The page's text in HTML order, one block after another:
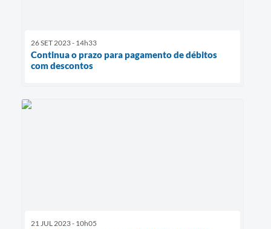
26 SET 2023 - 14h33
Continua o prazo para pagamento de débitos
com descontos
21 JUL 2023 - 10h05